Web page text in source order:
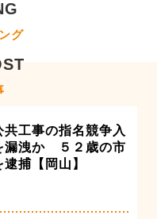
グ
工事の指名競争入
漏洩か ５２歳の市
捕【岡山】